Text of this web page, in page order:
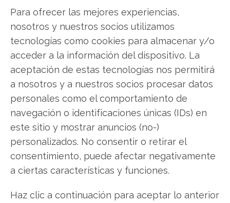
Para ofrecer las mejores experiencias,
nosotros y nuestros socios utilizamos
tecnologías como cookies para almacenar y/o
acceder a la información del dispositivo. La
aceptación de estas tecnologías nos permitirá
a nosotros y a nuestros socios procesar datos
personales como el comportamiento de
navegación o identificaciones únicas (IDs) en
este sitio y mostrar anuncios (no-)
personalizados. No consentir o retirar el
consentimiento, puede afectar negativamente
a ciertas características y funciones.
Haz clic a continuación para aceptar lo anterior
revelaré paso a paso cómo funciona la "Línea
Dorada" – una fuente de ingresos
complementarios diseñada para superar la
lógica tradicional de ingresos y gastos.
Aprenderás concretamente cuáles son las tres
líneas que dominan tu economía y cómo los
inversores inteligentes generan dinero incluso
mientras duermen. Descubre cómo construir tu
Línea Dorada
Plug Power